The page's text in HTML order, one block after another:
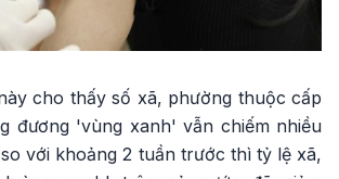
cho thấy số xã, phường thuộc cấp
đương 'vùng xanh' vẫn chiếm nhiều
với khoảng 2 tuần trước thì tỷ lệ xã,